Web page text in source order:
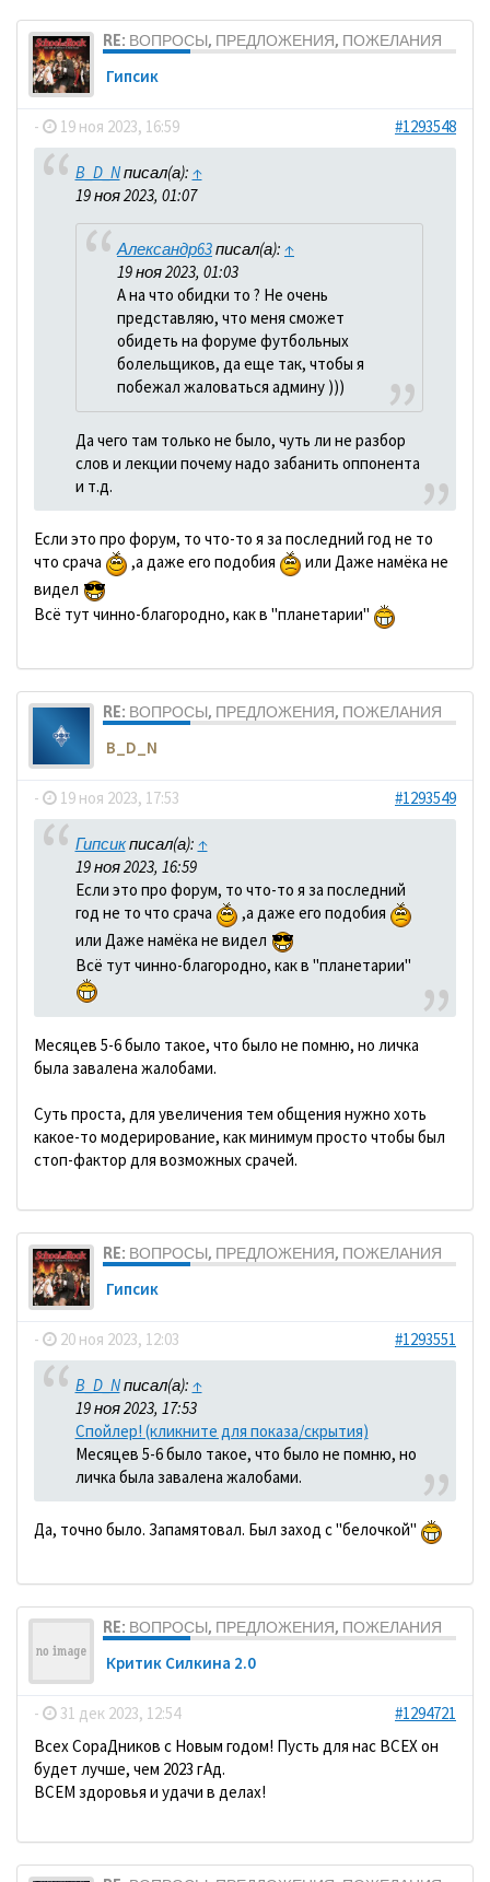
RE: ВОПРОСЫ, ПРЕДЛОЖЕНИЯ, ПОЖЕЛАНИЯ
Гипсик
- 19 ноя 2023, 16:59 #1293548
B_D_Nписал(а): ↑
19 ноя 2023, 01:07
Александр63писал(а): ↑
19 ноя 2023, 01:03
А на что обидки то ? Не очень
представляю, что меня сможет
обидеть на форуме футбольных
болельщиков, да еще так, чтобы я
побежал жаловаться админу )))
Да чего там только не было, чуть ли не разбор
слов и лекции почему надо забанить оппонента
и т.д.
Если это про форум, то что-то я за последний год не то
что срача
,а даже его подобия
или Даже намёка не
видел
Всё тут чинно-благородно, как в "планетарии"
RE: ВОПРОСЫ, ПРЕДЛОЖЕНИЯ, ПОЖЕЛАНИЯ
B_D_N
- 19 ноя 2023, 17:53 #1293549
Гипсикписал(а): ↑
19 ноя 2023, 16:59
Если это про форум, то что-то я за последний
год не то что срача
,а даже его подобия
или Даже намёка не видел
Всё тут чинно-благородно, как в "планетарии"
Месяцев 5-6 было такое, что было не помню, но личка
была завалена жалобами.
Суть проста, для увеличения тем общения нужно хоть
какое-то модерирование, как минимум просто чтобы был
стоп-фактор для возможных срачей.
RE: ВОПРОСЫ, ПРЕДЛОЖЕНИЯ, ПОЖЕЛАНИЯ
Гипсик
- 20 ноя 2023, 12:03 #1293551
B_D_Nписал(а): ↑
19 ноя 2023, 17:53
Спойлер! (кликните для показа/скрытия)
Месяцев 5-6 было такое, что было не помню, но
личка была завалена жалобами.
Да, точно было. Запамятовал. Был заход с "белочкой"
RE: ВОПРОСЫ, ПРЕДЛОЖЕНИЯ, ПОЖЕЛАНИЯ
Критик Силкина 2.0
- 31 дек 2023, 12:54
#1294721
Всех СораДников с Новым годом! Пусть для нас ВСЕХ он
будет лучше, чем 2023 гАд.
ВСЕМ здоровья и удачи в делах!